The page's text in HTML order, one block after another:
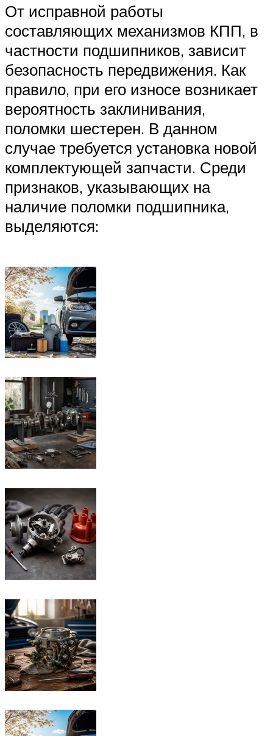
От исправной работы
составляющих механизмов КПП, в
частности подшипников, зависит
безопасность передвижения. Как
правило, при его износе возникает
вероятность заклинивания,
поломки шестерен. В данном
случае требуется установка новой
комплектующей запчасти. Среди
признаков, указывающих на
наличие поломки подшипника,
выделяются: